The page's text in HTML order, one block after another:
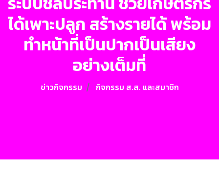
ได้เพาะปลูก สร้างรายได้ พร้อม
ทำหน้าที่เป็นปากเป็นเสียง
อย่างเต็มที่
ข่าวกิจกรรม กิจกรรม ส.ส. และสมาชิก